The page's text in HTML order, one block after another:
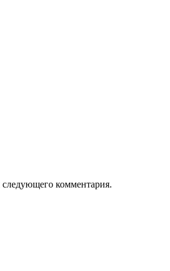
следующего комментария.